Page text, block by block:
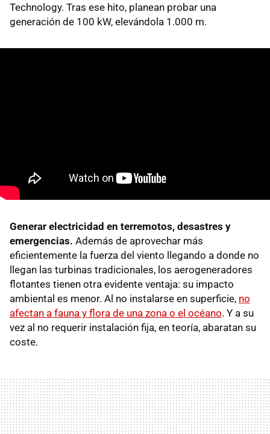
Technology. Tras ese hito, planean probar una
generación de 100 kW, elevándola 1.000 m.
Generar electricidad en terremotos, desastres y
emergencias. Además de aprovechar más
eficientemente la fuerza del viento llegando a donde no
llegan las turbinas tradicionales, los aerogeneradores
flotantes tienen otra evidente ventaja: su impacto
ambiental es menor. Al no instalarse en superficie, no
afectan a fauna y flora de una zona o el océano. Y a su
vez al no requerir instalación fija, en teoría, abaratan su
coste.